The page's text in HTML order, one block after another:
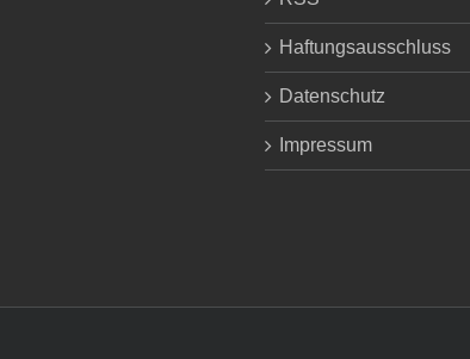
Haftungsausschluss
Datenschutz
Impressum